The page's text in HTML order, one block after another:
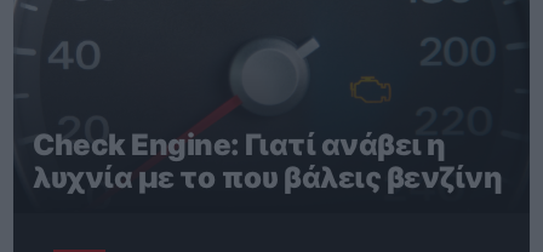
Check Engine: Γιατί ανάβει η
λυχνία με το που βάλεις βενζίνη